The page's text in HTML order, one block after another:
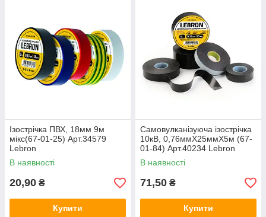
Ізострічка ПВХ, 18мм 9м
мікс(67-01-25) Арт.34579
Lebron
В наявності
20,90 ₴
Купити
Самовулканізуюча ізострічка
10кВ, 0,76ммХ25ммХ5м (67-
01-84) Арт.40234 Lebron
В наявності
71,50 ₴
Купити